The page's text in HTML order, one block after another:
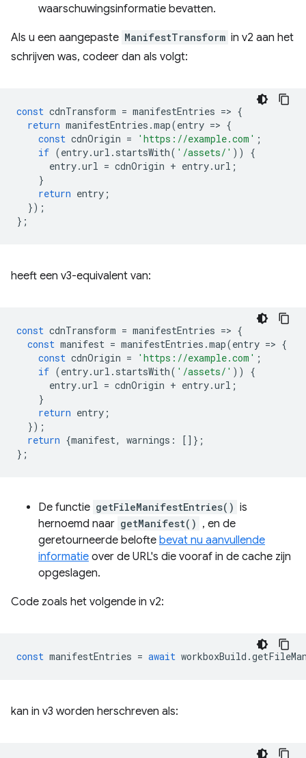
waarschuwingsinformatie bevatten.
Als u een aangepaste ManifestTransform in v2 aan het
schrijven was, codeer dan als volgt:
const cdnTransform = manifestEntries => {
return manifestEntries .map(entry => {
const cdnOrigin = 'https://example.com' ;
if (entry.url . startsWith( '/assets/' ))
{
entry.url = cdnOrigin + entry.url ;
}
return entry ;
});
};
heeft een v3-equivalent van:
const cdnTransform = manifestEntries => {
const manifest = manifestEntries .map(entry => {
const cdnOrigin = 'https://example.com' ;
if (entry.url . startsWith( '/assets/' ))
{
entry.url = cdnOrigin + entry.url ;
}
return entry ;
});
return {manifest, warnings :
[]};
};
De functie getFileManifestEntries() is
hernoemd naar getManifest() , en de
geretourneerde belofte bevat nu aanvullende
informatie over de URL's die vooraf in de cache zijn
opgeslagen.
Code zoals het volgende in v2:
const manifestEntries = await workboxBuild .
kan in v3 worden herschreven als: